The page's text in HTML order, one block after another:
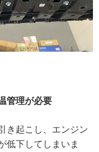
管理が必要
き起こし、エンジン
低下してしまいま